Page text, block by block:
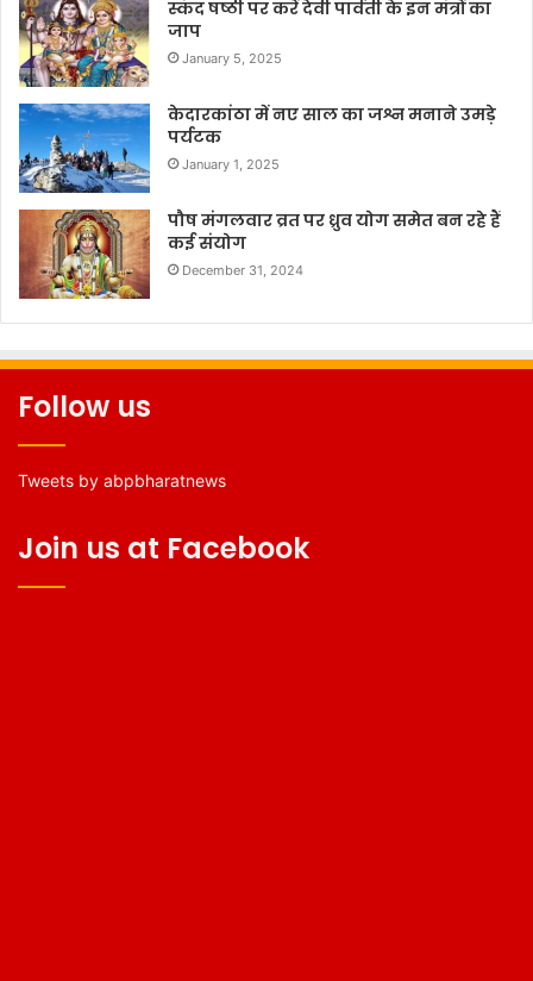
स्कंद षष्ठी पर करें देवी पार्वती के इन मंत्रों का
जाप
January 5, 2025
केदारकांठा में नए साल का जश्न मनाने उमड़े
पर्यटक
January 1, 2025
पौष मंगलवार व्रत पर ध्रुव योग समेत बन रहे हैं
कई संयोग
December 31, 2024
Follow us
Tweets by abpbharatnews
Join us at Facebook